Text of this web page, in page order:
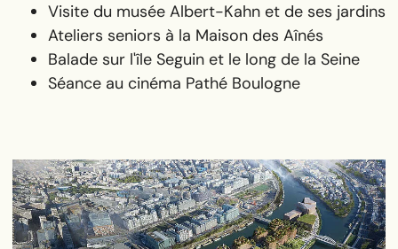
Visite du musée Albert-Kahn et de ses jardins
Ateliers seniors à la Maison des Aînés
Balade sur l'île Seguin et le long de la Seine
Séance au cinéma Pathé Boulogne